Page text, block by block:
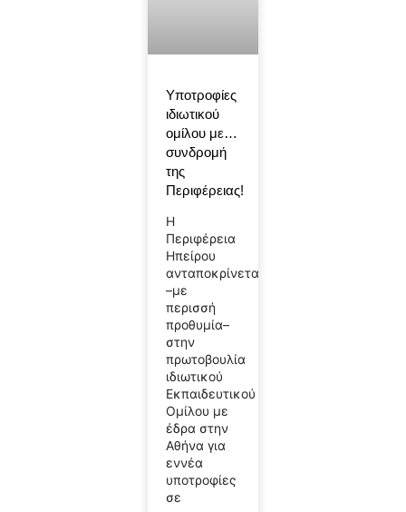
Υποτροφίες
ιδιωτικού
ομίλου με…
συνδρομή
της
Περιφέρειας!
Η
Περιφέρεια
Ηπείρου
ανταποκρίνεται
–με
περισσή
προθυμία–
στην
πρωτοβουλία
ιδιωτικού
Εκπαιδευτικού
Ομίλου με
έδρα στην
Αθήνα για
εννέα
υποτροφίες
σε